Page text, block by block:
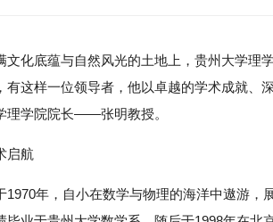
文化底蕴与自然风光的土地上，贵州大学理
有这样一位领导者，他以卓越的学术成就、
理学院院长——张明教授。
启航
1970年，自小在数学与物理的海洋中遨游